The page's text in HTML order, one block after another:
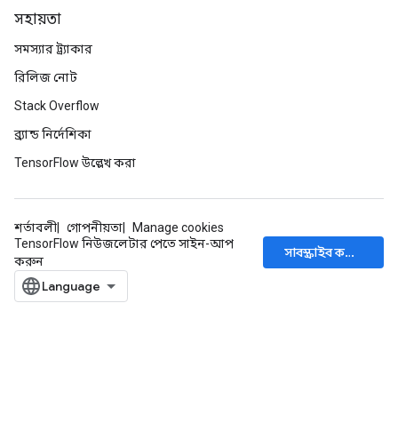
সহায়তা
সমস্যার ট্র্যাকার
রিলিজ নোট
Stack Overflow
ব্র্যান্ড নির্দেশিকা
TensorFlow উল্লেখ করা
শর্তাবলী গোপনীয়তা
Manage cookies
TensorFlow নিউজলেটার পেতে সাইন-আপ
করুন
সাবস্ক্রাইব করুন